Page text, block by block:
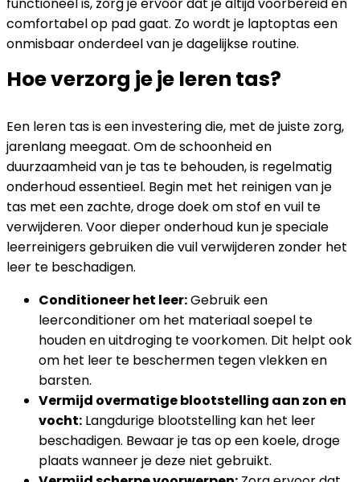
comfortabel op pad gaat. Zo wordt je laptoptas een
onmisbaar onderdeel van je dagelijkse routine.
Hoe verzorg je je leren tas?
Een leren tas is een investering die, met de juiste zorg,
jarenlang meegaat. Om de schoonheid en
duurzaamheid van je tas te behouden, is regelmatig
onderhoud essentieel. Begin met het reinigen van je
tas met een zachte, droge doek om stof en vuil te
verwijderen. Voor dieper onderhoud kun je speciale
leerreinigers gebruiken die vuil verwijderen zonder het
leer te beschadigen.
Conditioneer het leer:Gebruik een
leerconditioner om het materiaal soepel te
houden en uitdroging te voorkomen. Dit helpt ook
om het leer te beschermen tegen vlekken en
barsten.
Vermijd overmatige blootstelling aan zon en
vocht: Langdurige blootstelling kan het leer
beschadigen. Bewaar je tas op een koele, droge
plaats wanneer je deze niet gebruikt.